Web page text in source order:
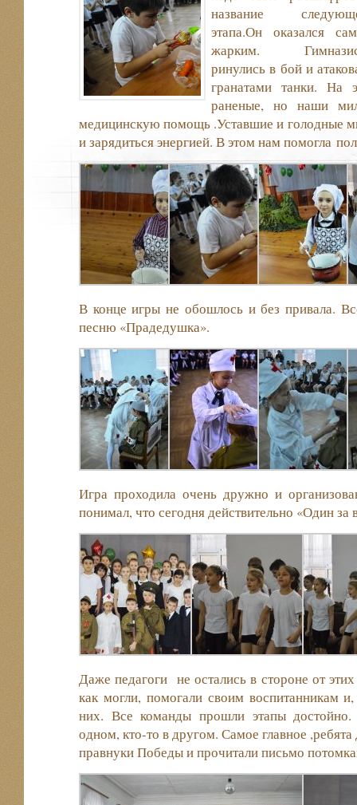
название
этапа.Он оказался
жарким.
ринулись в бой и
гранатами танки. На
раненые, но наши
медицинскую помощь .Уставшие и голодные
и зарядиться энергией. В этом нам помогла
В конце игры не обошлось и без привала.
песню «Прадедушка».
Игра проходила очень дружно и
понимал, что сегодня действительно «Один за
Даже педагоги не остались в стороне от
как могли, помогали своим воспитанникам
них. Все команды прошли этапы
одном, кто-то в другом. Самое главное
правнуки Победы и прочитали письмо